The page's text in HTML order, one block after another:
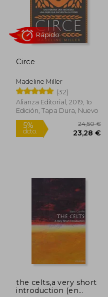
5%
dcto. 18,95 €
Circe
Madeline Miller
(32)
Alianza Editorial, 2019, 1o
Edición, Tapa Dura, Nuevo
the celts,a very short
introduction (en